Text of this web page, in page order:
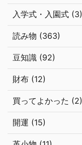
入学式・入園式 (3)
読み物 (363)
豆知識 (92)
財布 (12)
買ってよかった (2)
開運 (15)